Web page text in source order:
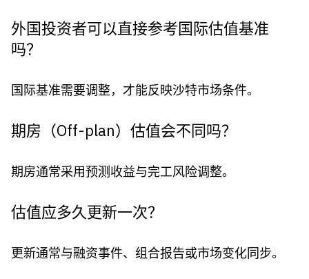
外国投资者可以直接参考国际估值基准
吗？
国际基准需要调整，才能反映沙特市场条件。
期房（Off-plan）估值会不同吗？
期房通常采用预测收益与完工风险调整。
估值应多久更新一次？
更新通常与融资事件、组合报告或市场变化同步。